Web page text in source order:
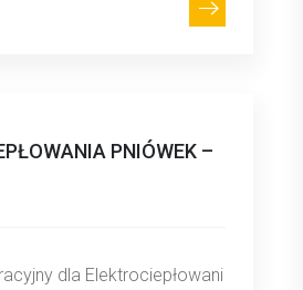
PNIÓWEK –
dla Elektrociepłowani